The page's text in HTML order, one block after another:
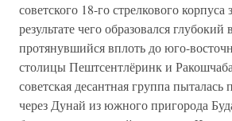
советского 18-го стрелкового
результате чего образовался глубокий
протянувшийся вплоть до юго-
столицы Пештсентлёринк и
советская десантная группа пыталась
через Дунай из южного пригорода